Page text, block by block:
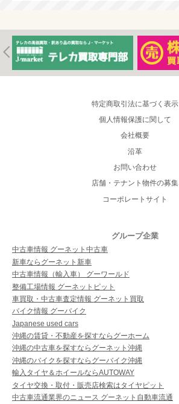
特定商取引法に基づく表示
個人情報保護に関して
会社概要
沿革
お問い合わせ
店舗・テナント物件の募集
コーポレートサイト
グループ企業
中古車情報 グーネット中古車
新車ならグーネット新車
中古車情報（輸入車） グーワールド
整備工場情報 グーネットピット
車買取・中古車査定情報 グーネット買取
バイク情報 グーバイク
Japanese used cars
沖縄の賃貸・不動産を探すならグーホーム
沖縄の中古車を探すならグーネット沖縄
沖縄のバイクを探すならグーバイク沖縄
輸入タイヤ＆ホイールならAUTOWAY
タイヤ交換・取付・販売店検索はタイヤピット
中古車流通業界のニュース グーネット自動車流通